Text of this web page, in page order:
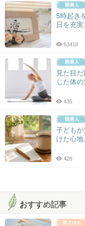
5時起き
日を充
63418
見た目
じた体
435
子ども
けた心地
426
おすすめ記事